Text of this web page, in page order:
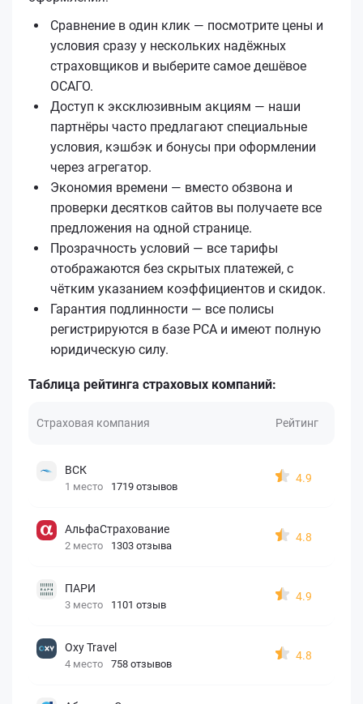
Сравнение в один клик — посмотрите цены и
условия сразу у нескольких надёжных
страховщиков и выберите самое дешёвое
ОСАГО.
Доступ к эксклюзивным акциям — наши
партнёры часто предлагают специальные
условия, кэшбэк и бонусы при оформлении
через агрегатор.
Экономия времени — вместо обзвона и
проверки десятков сайтов вы получаете все
предложения на одной странице.
Прозрачность условий — все тарифы
отображаются без скрытых платежей, с
чётким указанием коэффициентов и скидок.
Гарантия подлинности — все полисы
регистрируются в базе РСА и имеют полную
юридическую силу.
Таблица рейтинга страховых компаний:
Страховая компания Рейтинг
ВСК
1 место 1719 отзывов
4.9
АльфаСтрахование
2 место 1303 отзыва
4.8
ПАРИ
3 место 1101 отзыв
4.9
Oxy Travel
4 место 758 отзывов
4.8